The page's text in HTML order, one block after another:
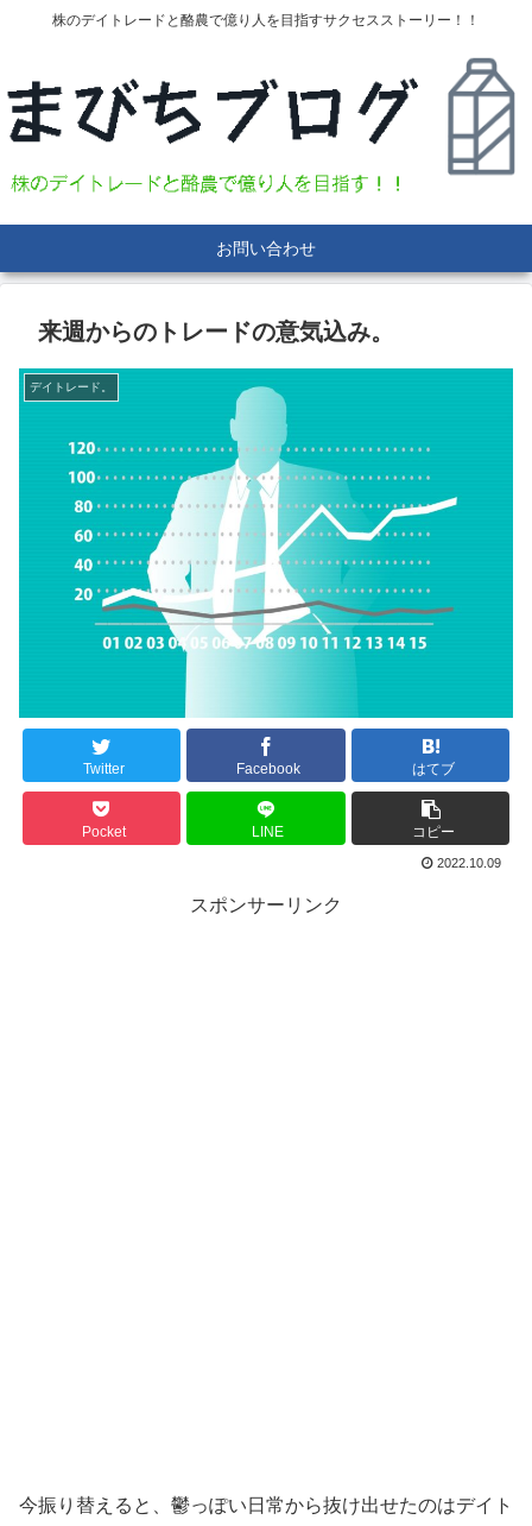
株のデイトレードと酪農で億り人を目指すサクセスストーリー！！
お問い合わせ
来週からのトレードの意気込み。
デイトレード。
Twitter Facebook はてブ
Pocket LINE コピー
2022.10.09
スポンサーリンク
今振り替えると、鬱っぽい日常から抜け出せたのはデイト